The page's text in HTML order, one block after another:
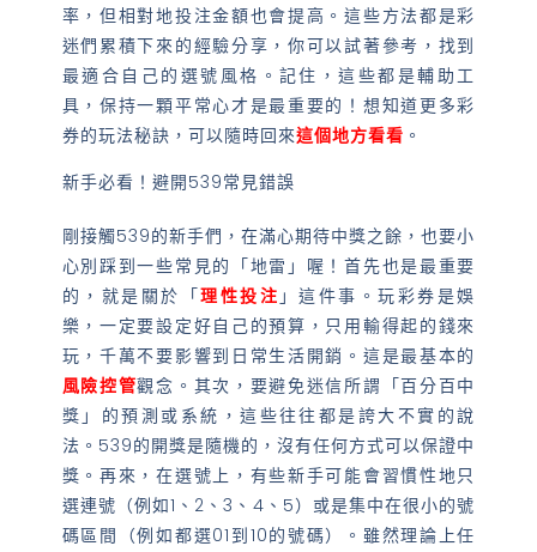
率，但相對地投注金額也會提高。這些方法都是彩
迷們累積下來的經驗分享，你可以試著參考，找到
最適合自己的選號風格。記住，這些都是輔助工
具，保持一顆平常心才是最重要的！想知道更多彩
券的玩法秘訣，可以隨時回來這個地方看看 。
新手必看！避開539常見錯誤
剛接觸539的新手們，在滿心期待中獎之餘，也要小
心別踩到一些常見的「地雷」喔！首先也是最重要
的，就是關於「理性投注 」這件事。玩彩券是娛
樂，一定要設定好自己的預算，只用輸得起的錢來
玩，千萬不要影響到日常生活開銷。這是最基本的
風險控管觀念。其次，要避免迷信所謂「百分百中
獎」的預測或系統，這些往往都是誇大不實的說
法。539的開獎是隨機的，沒有任何方式可以保證中
獎。再來，在選號上，有些新手可能會習慣性地只
選連號（例如1、2、3、4、5）或是集中在很小的號
碼區間（例如都選01到10的號碼）。雖然理論上任